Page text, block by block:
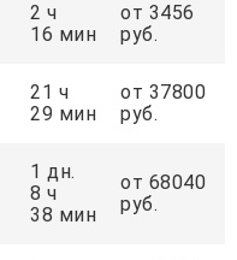
2 ч
16 мин
от 3456
руб.
21 ч
29 мин
от 37800
руб.
1 дн.
8 ч
38 мин
от 68040
руб.